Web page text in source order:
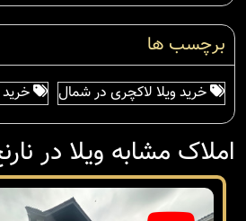
برچسب ها
خرید ویلا لاکچری در شمال
املاک مشابه ویلا در